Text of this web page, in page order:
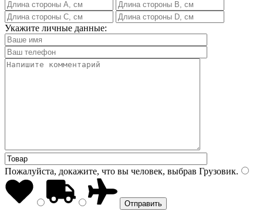
Укажите личные данные:
Пожалуйста, докажите, что вы человек, выбрав Грузовик.